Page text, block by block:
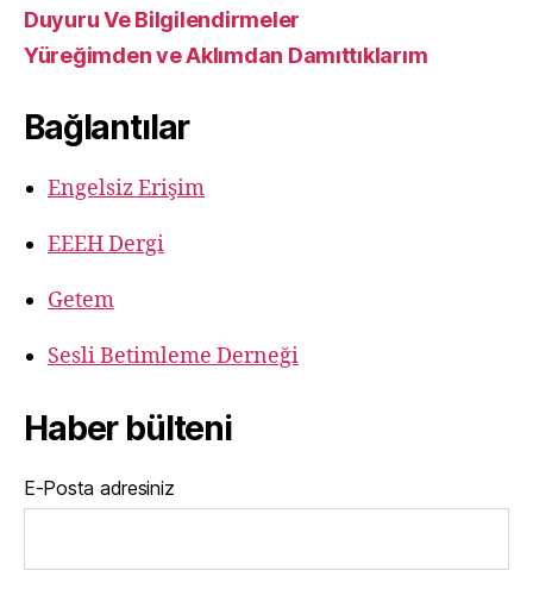
Duyuru Ve Bilgilendirmeler
Yüreğimden ve Aklımdan Damıttıklarım
Bağlantılar
Engelsiz Erişim
EEEH Dergi
Getem
Sesli Betimleme Derneği
Haber bülteni
E-Posta adresiniz